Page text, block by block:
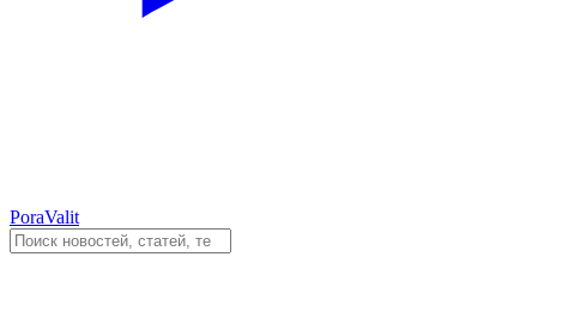
PoraValit